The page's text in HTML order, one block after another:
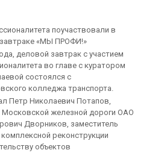
поучаствовали в
«МЫ ПРОФИ!»
деловой завтрак с участием
во главе с куратором
состоялся с
колледжа транспорта.
Петр Николаевич Потапов,
Московской железной дороги ОАО
Дворников, заместитель
реконструкции
объектов